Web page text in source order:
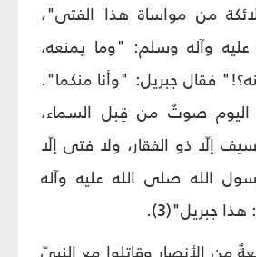
من مواساة هذا الفتى"،
وآله وسلم: "وما يمنعه،
فقال جبريل: "وأنا منكما".
صوتٌ من قِبل السماء،
إلّا ذو الفقار، ولا فتى إلّا
الله صلى الله عليه وآله
جبريل"(3).